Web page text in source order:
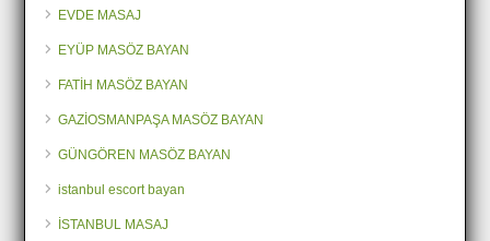
EVDE MASAJ
EYÜP MASÖZ BAYAN
FATİH MASÖZ BAYAN
GAZİOSMANPAŞA MASÖZ BAYAN
GÜNGÖREN MASÖZ BAYAN
istanbul escort bayan
İSTANBUL MASAJ